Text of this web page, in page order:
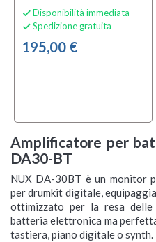
 Disponibilità immediata
 Spedizione gratuita
195,00 €
Amplificatore per
DA30-BT
NUX DA-30BT è un monitor
per drumkit digitale,
ottimizzato per la resa delle
batteria elettronica ma
tastiera, piano digitale o synth.